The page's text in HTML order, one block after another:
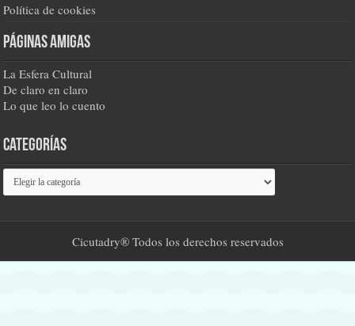
Política de cookies
Páginas amigas
La Esfera Cultural
De claro en claro
Lo que leo lo cuento
Categorías
Categorías
Cicutadry® Todos los derechos reservados